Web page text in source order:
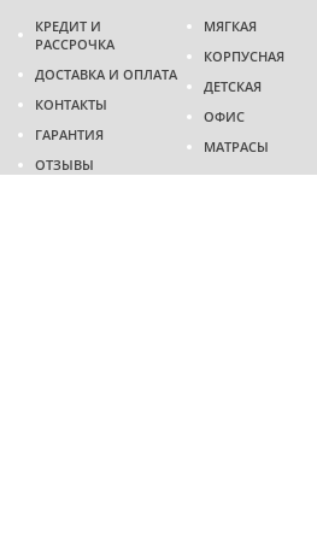
КРЕДИТ И
РАССРОЧКА
ДОСТАВКА И ОПЛАТА
КОНТАКТЫ
ГАРАНТИЯ
ОТЗЫВЫ
МЯГКАЯ
КОРПУСНАЯ
ДЕТСКАЯ
ОФИС
МАТРАСЫ